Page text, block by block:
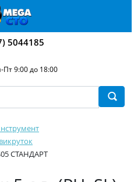
5044185
Пт 9:00 до 18:00
СТАНДАРТ